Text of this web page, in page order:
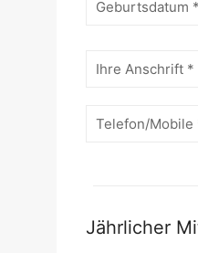
Jährlicher